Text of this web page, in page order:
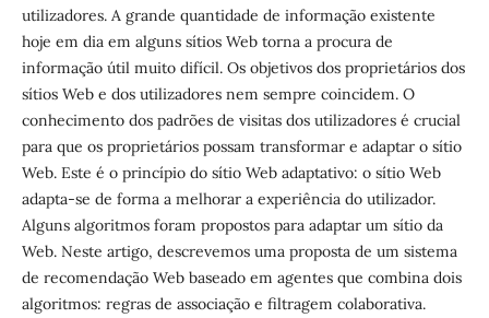
utilizadores. A grande quantidade de informação existente
hoje em dia em alguns sítios Web torna a procura de
informação útil muito difícil. Os objetivos dos proprietários dos
sítios Web e dos utilizadores nem sempre coincidem. O
conhecimento dos padrões de visitas dos utilizadores é crucial
para que os proprietários possam transformar e adaptar o sítio
Web. Este é o princípio do sítio Web adaptativo: o sítio Web
adapta-se de forma a melhorar a experiência do utilizador.
Alguns algoritmos foram propostos para adaptar um sítio da
Web. Neste artigo, descrevemos uma proposta de um sistema
de recomendação Web baseado em agentes que combina dois
algoritmos: regras de associação e filtragem colaborativa.